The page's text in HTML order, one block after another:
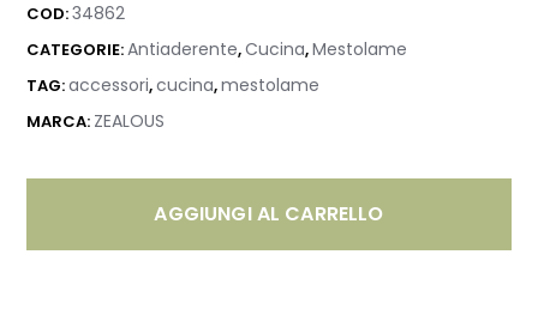
COD:34862
CATEGORIE:Antiaderente,Cucina,Mestolame
TAG:accessori,cucina,mestolame
MARCA: ZEALOUS
AGGIUNGI AL CARRELLO